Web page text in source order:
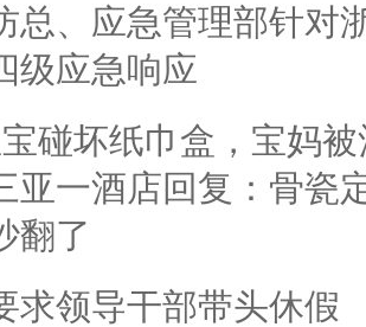
总、应急管理部针对
级应急响应
碰坏纸巾盒，宝妈
亚一酒店回复：骨瓷
翻了
求领导干部带头休假